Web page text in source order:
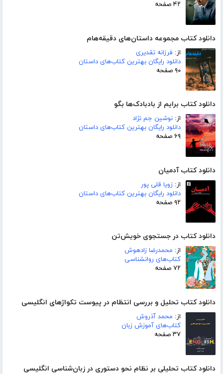
۴۲ صفحه
دانلود کتاب مجموعه داستان‌های دقیقه‌هام
از: فرزانه تقدیری
دانلود رایگان بهترین کتاب‌های داستان
۹۰ صفحه
دانلود کتاب برایم از بادبادک‌ها بگو
از: نوشین جم نژاد
دانلود رایگان بهترین کتاب‌های داستان
۶۹ صفحه
دانلود کتاب آدمیان
از: زویا قلی پور
دانلود رایگان بهترین کتاب‌های داستان
۹۲ صفحه
دانلود کتاب در جستجوی خویش‌تن
از: محمدرضا زادهوش
کتاب‌های روانشناسی
۷۲ صفحه
دانلود کتاب تحلیل و بررسی انتظام در پیوست تکواژهای انگلیسی
از: محمد آذروش
کتاب‌های آموزش زبان
۳۷ صفحه
دانلود کتاب تحلیلی بر نظام نحو دستوری در زبان‌شناسی انگلیسی